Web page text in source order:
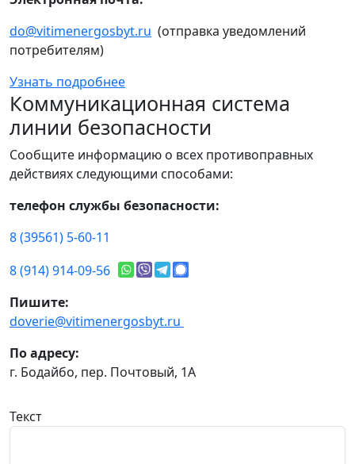
do@vitimenergosbyt.ru (отправка уведомлений
потребителям)
Узнать подробнее
Коммуникационная система
линии безопасности
Сообщите информацию о всех противоправных
действиях следующими способами:
телефон службы безопасности:
8 (39561) 5-60-11
8 (914) 914-09-56
Пишите:
doverie@vitimenergosbyt.ru
По адресу:
г. Бодайбо, пер. Почтовый, 1А
Текст